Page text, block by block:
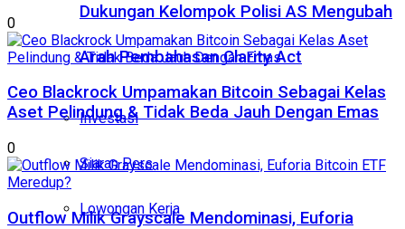
Dukungan Kelompok Polisi AS Mengubah
Arah Pembahasan Clarity Act
Investasi
Siaran Pers
Lowongan Kerja
0
Ceo Blackrock Umpamakan Bitcoin Sebagai Kelas
Aset Pelindung & Tidak Beda Jauh Dengan Emas
0
Outflow Milik Grayscale Mendominasi, Euforia